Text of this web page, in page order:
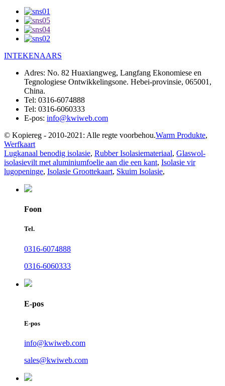
INTEKENAARS
Adres: No. 82 Huaxiangweg, Langfang Ekonomiese en
Tegnologiese Ontwikkelingsone. Hebei-provinsie, 065001,
China.
Tel: 0316-6074888
Tel: 0316-6060333
E-pos: info@kwiweb.com
© Kopiereg - 2010-2021: Alle regte voorbehou.Warm Produkte,
Werfkaart
Lugkanaal benodig isolasie, Rubber Isolasiemateriaal, Glaswol-
isolasievilt met aluminiumfoelie aan die een kant, Isolasie vir
lugopeninge, Isolasie Groottekaart, Skuim Isolasie,
Foon
Tel.
0316-6074888
0316-6060333
E-pos
E-pos
info@kwiweb.com
sales@kwiweb.com